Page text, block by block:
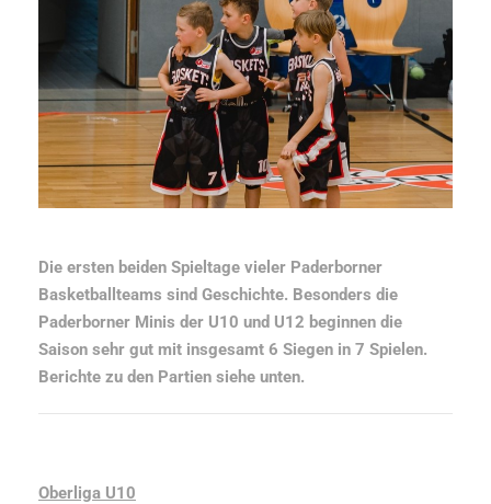
Die ersten beiden Spieltage vieler Paderborner
Basketballteams sind Geschichte. Besonders die
Paderborner Minis der U10 und U12 beginnen die
Saison sehr gut mit insgesamt 6 Siegen in 7 Spielen.
Berichte zu den Partien siehe unten.
Oberliga U10